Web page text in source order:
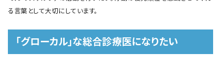
る言葉として大切にしています。
「グローカル」な総合診療医になりたい